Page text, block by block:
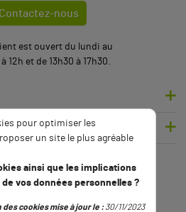
Contactez-nous
est ouvert du lundi au
12h et de 13h30 à 17h30.
pour optimiser les
un site le plus agréable
ainsi que les implications
vos données personnelles ?
des cookies mise à jour le :30/11/2023